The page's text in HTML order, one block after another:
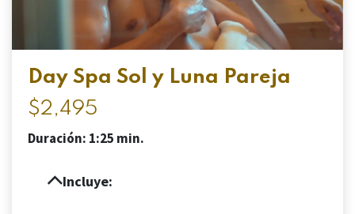
Day Spa Sol y Luna Pareja
$2,495
Duración: 1:25 min.
Incluye: